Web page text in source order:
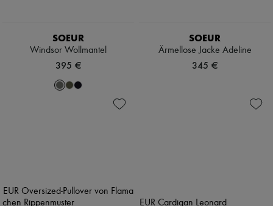
SOEUR
Windsor Wollmantel
395 €
SOEUR
Ärmellose Jacke Adeline
345 €